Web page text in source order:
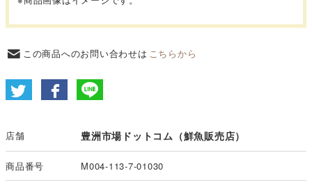
この商品へのお問い合わせは こちらから
店舗 豊洲市場ドットコム（鮮魚販売店）
商品番号 M004-113-7-01030